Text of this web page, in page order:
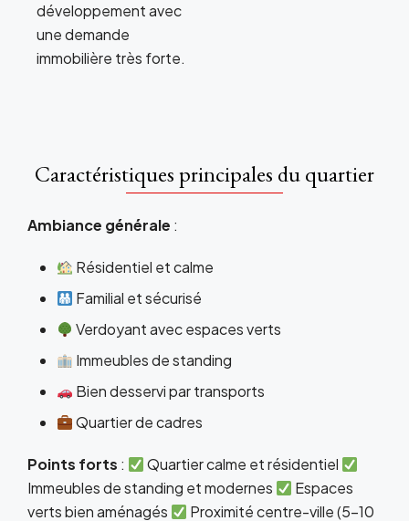
développement avec
une demande
immobilière très forte.
Caractéristiques principales du quartier
Ambiance générale :
Résidentiel et calme
Familial et sécurisé
Verdoyant avec espaces verts
Immeubles de standing
Bien desservi par transports
Quartier de cadres
Points forts :
Quartier calme et résidentiel
Immeubles de standing et modernes
Espaces
verts bien aménagés
Proximité centre-ville (5-10